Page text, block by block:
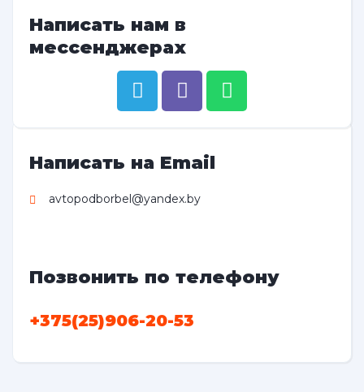
Написать нам в
мессенджерах
Написать на Email
avtopodborbel@yandex.by
Позвонить по телефону
+375(25)906-20-53